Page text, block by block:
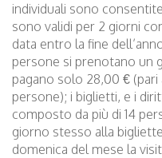
individuali sono
sono validi per 2 giorni
data entro la fine
persone si prenotano un
pagano solo 28,00 €
persone); i biglietti, e i
composto da più di 14
giorno stesso alla
domenica del mese la